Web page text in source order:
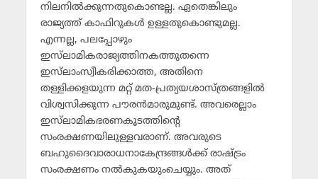
നിലനില്‍ക്കുന്നതുകൊണ്ടല്ല. ഏതെങ്കിലും
രാജ്യത്ത് കാഫിറുകള്‍ ഉള്ളതുകൊണ്ടുമല്ല.
എന്നല്ല, പലപ്പോഴും
ഇസ്‌ലാമികരാജ്യത്തിനകത്തുതന്നെ
ഇസ്‌ലാംസ്വീകരിക്കാത്ത, അതിനെ
തള്ളിക്കളയുന്ന മറ്റ് മത-പ്രത്യയശാസ്ത്രങ്ങളില്‍
വിശ്വസിക്കുന്ന പൗരന്‍മാരുമുണ്ട്. അവരെല്ലാം
ഇസ്‌ലാമികഭരണകൂടത്തിന്റെ
സംരക്ഷണയിലുള്ളവരാണ്. അവരുടെ
ബഹുദൈവാരാധനാകേന്ദ്രങ്ങള്‍ക്ക് രാഷ്ട്രം
സംരക്ഷണം നല്‍കുകയുംചെയ്യും. അത്